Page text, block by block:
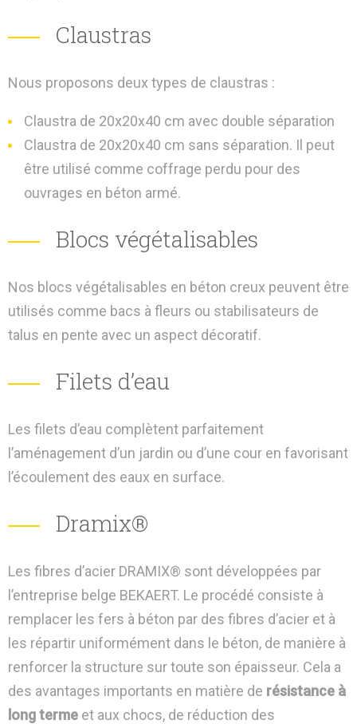
Claustras
Nous proposons deux types de claustras :
Claustra de 20x20x40 cm avec double séparation
Claustra de 20x20x40 cm sans séparation. Il peut
être utilisé comme coffrage perdu pour des
ouvrages en béton armé.
Blocs végétalisables
Nos blocs végétalisables en béton creux peuvent être
utilisés comme bacs à fleurs ou stabilisateurs de
talus en pente avec un aspect décoratif.
Filets d’eau
Les filets d’eau complètent parfaitement
l’aménagement d’un jardin ou d’une cour en favorisant
l’écoulement des eaux en surface.
Dramix®
Les fibres d’acier DRAMIX® sont développées par
l’entreprise belge BEKAERT. Le procédé consiste à
remplacer les fers à béton par des fibres d’acier et à
les répartir uniformément dans le béton, de manière à
renforcer la structure sur toute son épaisseur. Cela a
des avantages importants en matière de résistance à
long terme et aux chocs, de réduction des